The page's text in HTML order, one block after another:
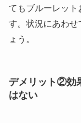
てもブルーレット
す。状況にあわせ
ょう。
デメリット②効
はない